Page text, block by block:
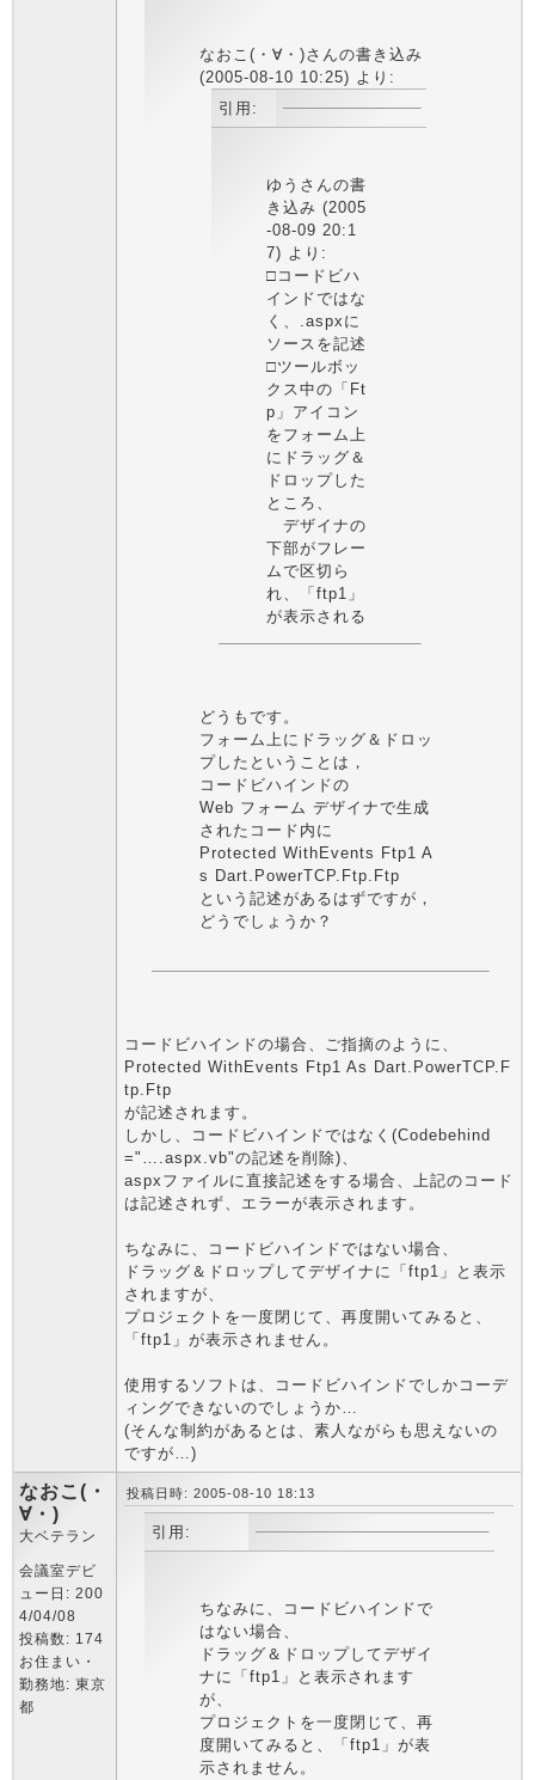
なおこ(・∀・)さんの書き込み
(2005-08-10 10:25) より:
引用:
ゆうさんの書
き込み (2005
-08-09 20:1
7) より:
□コードビハ
インドではな
く、.aspxに
ソースを記述
□ツールボッ
クス中の「Ft
p」アイコン
をフォーム上
にドラッグ＆
ドロップした
ところ、
デザイナの
下部がフレー
ムで区切ら
れ、「ftp1」
が表示される
どうもです。
フォーム上にドラッグ＆ドロッ
プしたということは，
コードビハインドの
Web フォーム デザイナで生成
されたコード内に
Protected WithEvents Ftp1 A
s Dart.PowerTCP.Ftp.Ftp
という記述があるはずですが，
どうでしょうか？
コードビハインドの場合、ご指摘のように、
Protected WithEvents Ftp1 As Dart.PowerTCP.F
tp.Ftp
が記述されます。
しかし、コードビハインドではなく(Codebehind
="….aspx.vb"の記述を削除)、
aspxファイルに直接記述をする場合、上記のコード
は記述されず、エラーが表示されます。
ちなみに、コードビハインドではない場合、
ドラッグ＆ドロップしてデザイナに「ftp1」と表示
されますが、
プロジェクトを一度閉じて、再度開いてみると、
「ftp1」が表示されません。
使用するソフトは、コードビハインドでしかコーデ
ィングできないのでしょうか…
(そんな制約があるとは、素人ながらも思えないの
ですが…)
なおこ(・
∀・)
大ベテラン
会議室デビ
ュー日: 200
4/04/08
投稿数: 174
お住まい・
勤務地: 東京
都
投稿日時: 2005-08-10 18:13
引用:
ちなみに、コードビハインドで
はない場合、
ドラッグ＆ドロップしてデザイ
ナに「ftp1」と表示されます
が、
プロジェクトを一度閉じて、再
度開いてみると、「ftp1」が表
示されません。